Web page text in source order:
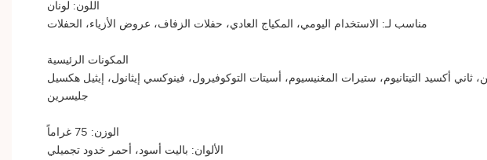
اللون: لونان
مناسب لـ: الاستخدام اليومي، المكياج العادي، حفلات الزفاف، عروض الأزياء، الحفلات
المكونات الرئيسية
ثاني أكسيد التيتانيوم، ستيرات المغنيسيوم، أسيتات التوكوفيرول، فينوكسي إيثانول، إيثيل هكسيل
جليسرين
الوزن: 75 غراماً
الألوان: باليت أسود، أحمر خدود تجميلي